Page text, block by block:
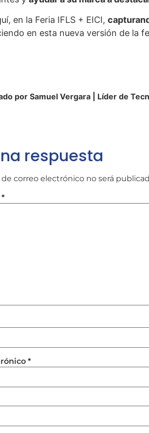
en la Feria IFLS + EICI,
en esta nueva versión de la
por Samuel Vergara | Líder de
respuesta
correo electrónico no será
*
*